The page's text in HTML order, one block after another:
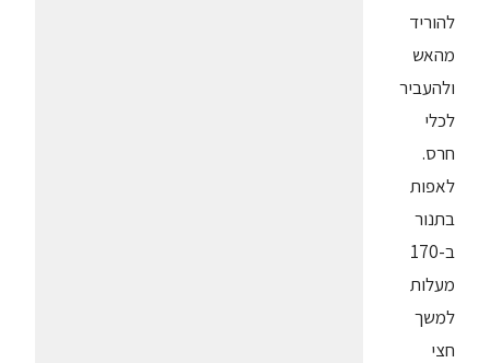
להוריד
מהאש
ולהעביר
לכלי
חרס.
לאפות
בתנור
ב-170
מעלות
למשך
חצי